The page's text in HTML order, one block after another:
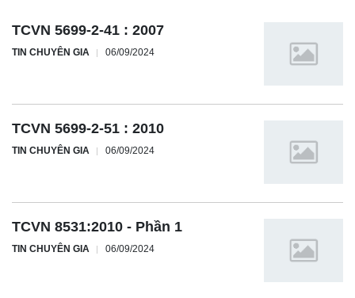
TCVN 5699-2-41 : 2007
TIN CHUYÊN GIA 06/09/2024
TCVN 5699-2-51 : 2010
TIN CHUYÊN GIA 06/09/2024
TCVN 8531:2010 - Phần 1
TIN CHUYÊN GIA 06/09/2024